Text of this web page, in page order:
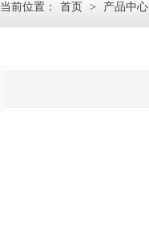
当前位置： 首页 > 产品中心